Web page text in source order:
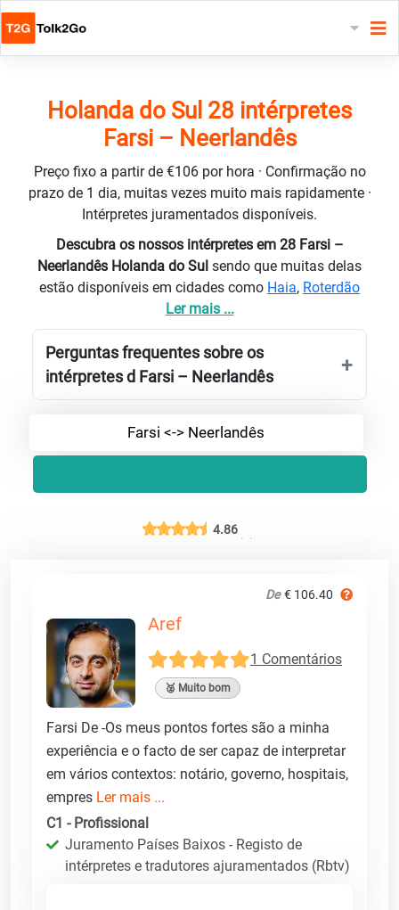
Holanda do Sul 28 intérpretes
Farsi – Neerlandês
Preço fixo a partir de €106 por hora · Confirmação no
prazo de 1 dia, muitas vezes muito mais rapidamente ·
Intérpretes juramentados disponíveis.
Descubra os nossos intérpretes em 28 Farsi –
Neerlandês Holanda do Sul sendo que muitas delas
estão disponíveis em cidades como Haia, Roterdão
Ler mais ...
Perguntas frequentes sobre os
intérpretes d Farsi – Neerlandês
Farsi <-> Neerlandês
4.86
De € 106.40
Aref
1 Comentários
🥈 Muito bom
Farsi De -Os meus pontos fortes são a minha
experiência e o facto de ser capaz de interpretar
em vários contextos: notário, governo, hospitais,
empres Ler mais ...
C1 - Profissional
Juramento Países Baixos - Registo de
intérpretes e tradutores ajuramentados (Rbtv)